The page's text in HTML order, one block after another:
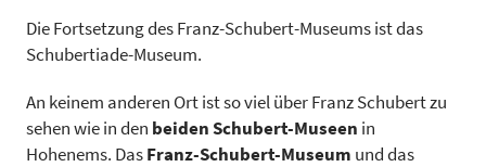
Die Fortsetzung des Franz-Schubert-Museums ist das
Schubertiade-Museum.
An keinem anderen Ort ist so viel über Franz Schubert zu
sehen wie in den beiden Schubert-Museen in
Hohenems. DasFranz-Schubert-Museum und das